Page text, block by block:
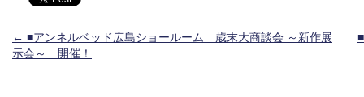
投稿ナビゲーション
← ■アンネルベッド広島ショールーム 歳末大商談会 ～新作展
示会～ 開催！